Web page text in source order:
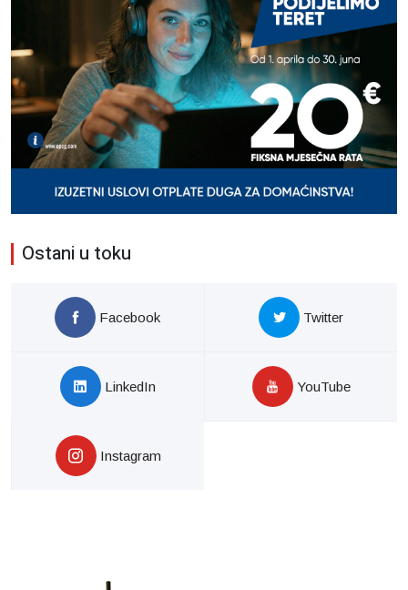
Ostani u toku
Facebook Twitter
LinkedIn YouTube
Instagram